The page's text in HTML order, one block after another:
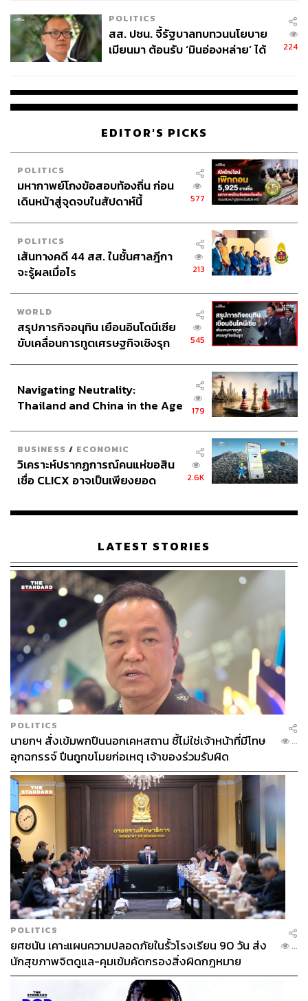
ใครที่อยากเริ่มต้นวันหยุดด้วยไวบ์ที่สดใสและอิ่มเอมไปกับ
รสชาติที่คุ้นเคยในรูปแบบที่ตื่นเต้นกว่าเดิม ต้องรีบจองบัตร
แล้วมาจอยกันที่ปาร์ตี้
Time:เวลา 11.00-14.00 น.
When:วันเสาร์ที่ 28 มีนาคม 2569
บัตรราคา 1,290 บาท
More Info:Kay’s Boutiques
The Corner House ชวนทุกคนมาปล่อยใจไปกับโปรแกรม
ภาพยนตร์คัดสรรโดย Film I Trust ในธีม On Love &
Becoming ที่ว่าด้วยเรื่องราวของความรัก มิตรภาพ และการ
เติบโต ผ่านลิสต์หนังระดับตำนานที่หลายคนคิดถึง ท่ามกลาง
บรรยากาศสบายๆ บนชั้น 4 ของตึกที่มีเสน่ห์ที่สุดแห่งหนึ่งใน
ย่านเจริญกรุง
บัตรราคา 250 บาทใบนี้ไม่ได้ให้แค่ที่นั่งชมภาพยนตร์ แต่ยัง
รวมเครื่องดื่มเย็นให้คุณได้จิบเคล้าไปกับกลิ่นหอมและ
บรรยากาศในที่มีเสน่ห์ของตึกที่จำกัดเพียง 35 ที่นั่งต่อรอบ
เท่านั้น ให้ทุกคนได้สัมผัสประสบการณ์การชมภาพยนตร์แบบ
ใกล้ชิดและเป็นส่วนตัวที่สุด ไม่ว่าจะมากับเพื่อน คนรัก หรือ
มานั่งทบทวนตัวเองผ่านหนังดีๆ สักเรื่อง นี่คืองานที่เหมาะ
มากสำหรับการปิดท้ายวันหยุด
วันและเวลาฉายหนัง
27 มีนาคม The Terminal (18.30-20.38 น.)
28 มีนาคม Forrest Gump (18.30-20.52 น.) / The
Breakfast Club (21.10-22.47 น.)
29 มีนาคม Love Actually (18.30-20.45 น.) / Stand by
me (21.00-22.29 น.)
Time: ตามรอบฉายภาพยนตร์
When: วันศุกร์ที่ 27 – วันอาทิตย์ที่ 29 มีนาคม 2569
Where:The Pavilion (ชั้น 4), The Corner House
บัตรราคา 250 บาท/ใบ
POLITICS
สส. ปชน. จี้รัฐบาลทบทวนนโยบาย
เมียนมา ต้อนรับ ‘มินอ่องหล่าย’ ได้
224
EDITOR'S PICKS
POLITICS
มหากาพย์โกงข้อสอบท้องถิ่น ก่อน
เดินหน้าสู่จุดจบในสัปดาห์นี้
577
POLITICS
เส้นทางคดี 44 สส. ในชั้นศาลฎีกา
จะรู้ผลเมื่อไร
213
WORLD
สรุปภารกิจอนุทิน เยือนอินโดนีเซีย
ขับเคลื่อนการทูตเศรษฐกิจเชิงรุก
545
Navigating Neutrality:
Thailand and China in the Age
179
BUSINESS / ECONOMIC
วิเคราะห์ปรากฏการณ์คนแห่ขอสิน
เชื่อ CLICX อาจเป็นเพียงยอด
เรือนไทยที่ถูกซุกไว้
2.6K
LATEST STORIES
POLITICS
นายกฯ สั่งเข้มพกปืนนอกเคหสถาน ชี้ไม่ใช่เจ้าหน้าที่มีโทษ
อุกฉกรรจ์ ปืนถูกขโมยก่อเหตุ เจ้าของร่วมรับผิด
...
POLITICS
ยศชนัน เคาะแผนความปลอดภัยในรั้วโรงเรียน 90 วัน ส่ง
นักสุขภาพจิตดูแล-คุมเข้มคัดกรองสิ่งผิดกฎหมาย
...